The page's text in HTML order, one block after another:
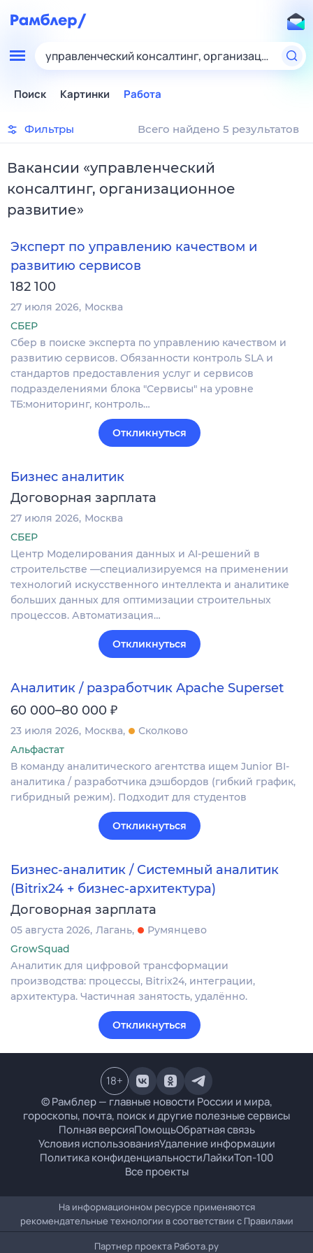
управленческий консалтинг, организационное
Поиск Картинки Работа
Фильтры Всего найдено 5 результатов
Вакансии «управленческий
консалтинг, организационное
развитие»
Эксперт по управлению качеством и
развитию сервисов
182 100
27 июля 2026 Москва
СБЕР
Сбер в поиске эксперта по управлению качеством и
развитию сервисов. Обязанности контроль SLA и
стандартов предоставления услуг и сервисов
подразделениями блока "Сервисы" на уровне
ТБ:мониторинг, контроль…
Откликнуться
Бизнес аналитик
Договорная зарплата
27 июля 2026 Москва
СБЕР
Центр Моделирования данных и AI-решений в
строительстве —специализируемся на применении
технологий искусственного интеллекта и аналитике
больших данных для оптимизации строительных
процессов. Автоматизация…
Откликнуться
Аналитик / разработчик Apache Superset
60 000–80 000 ₽
23 июля 2026 Москва
Сколково
Альфастат
В команду аналитического агентства ищем Junior BI-
аналитика / разработчика дэшбордов (гибкий график,
гибридный режим). Подходит для студентов
Откликнуться
Бизнес-аналитик / Системный аналитик
(Bitrix24 + бизнес-архитектура)
Договорная зарплата
05 августа 2026 Лагань
Румянцево
GrowSquad
Аналитик для цифровой трансформации
производства: процессы, Bitrix24, интеграции,
архитектура. Частичная занятость, удалённо.
Откликнуться
© Рамблер — главные новости России и мира,
гороскопы, почта, поиск и другие полезные сервисы
Полная версияПомощьОбратная связь
Условия использованияУдаление информации
Политика конфиденциальностиЛайкиТоп-100
Все проекты
18+
На информационном ресурсе применяются
рекомендательные технологии в соответствии с Правилами
Партнер проекта Работа.ру